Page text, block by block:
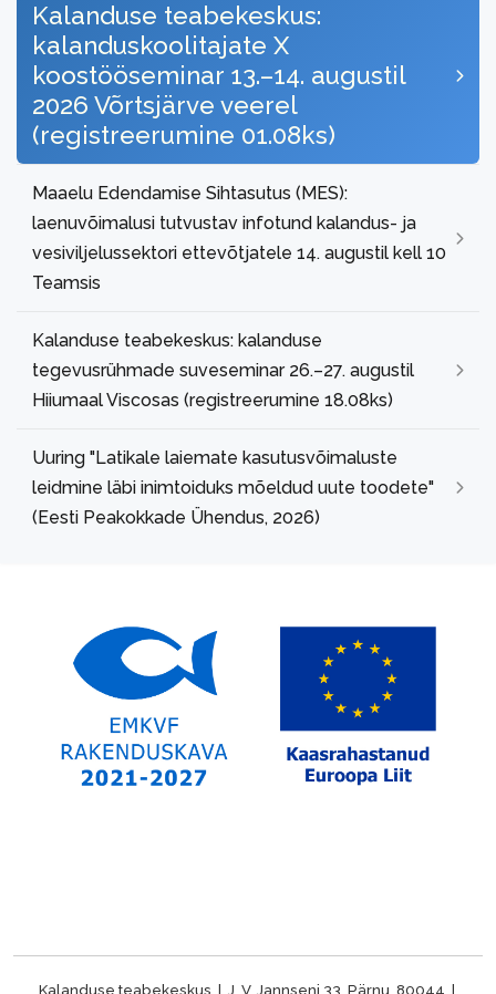
Kalanduse teabekeskus:
kalanduskoolitajate X
koostööseminar 13.–14. augustil
2026 Võrtsjärve veerel
(registreerumine 01.08ks)
Maaelu Edendamise Sihtasutus (MES):
laenuvõimalusi tutvustav infotund kalandus- ja
vesiviljelussektori ettevõtjatele 14. augustil kell 10
Teamsis
Kalanduse teabekeskus: kalanduse
tegevusrühmade suveseminar 26.–27. augustil
Hiiumaal Viscosas (registreerumine 18.08ks)
Uuring "Latikale laiemate kasutusvõimaluste
leidmine läbi inimtoiduks mõeldud uute toodete"
(Eesti Peakokkade Ühendus, 2026)
Kalanduse teabekeskus | J. V. Jannseni 33, Pärnu, 80044 |